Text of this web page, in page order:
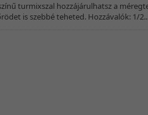
turmixszal hozzájárulhatsz a
is szebbé teheted. Hozzávalók: 1/